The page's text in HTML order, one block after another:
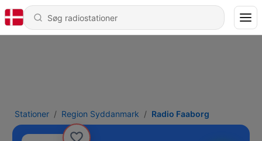
Stationer Region Syddanmark Radio Faaborg